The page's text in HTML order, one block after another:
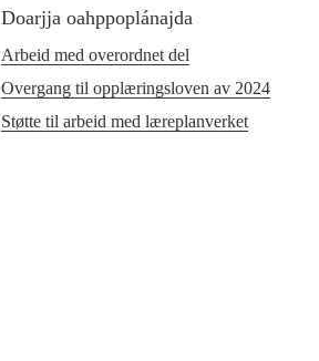
Doarjja oahppoplánajda
Arbeid med overordnet del
Overgang til opplæringsloven av 2024
Støtte til arbeid med læreplanverket